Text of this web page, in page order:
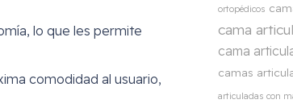
lo que les permite
comodidad al usuario,
ortopédicos
cama
cama
camas
articuladas con